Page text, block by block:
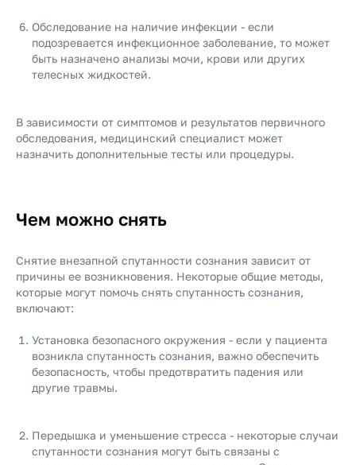
Обследование на наличие инфекции - если
подозревается инфекционное заболевание, то может
быть назначено анализы мочи, крови или других
телесных жидкостей.
В зависимости от симптомов и результатов первичного
обследования, медицинский специалист может
назначить дополнительные тесты или процедуры.
Чем можно снять
Снятие внезапной спутанности сознания зависит от
причины ее возникновения. Некоторые общие методы,
которые могут помочь снять спутанность сознания,
включают:
Установка безопасного окружения - если у пациента
возникла спутанность сознания, важно обеспечить
безопасность, чтобы предотвратить падения или
другие травмы.
Передышка и уменьшение стресса - некоторые случаи
спутанности сознания могут быть связаны с